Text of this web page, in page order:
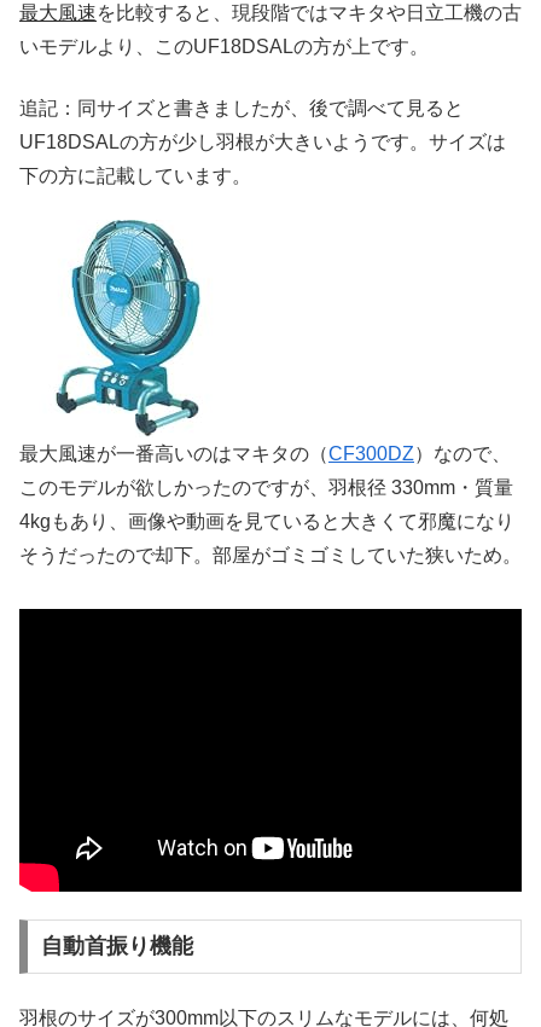
最大風速を比較すると、現段階ではマキタや日立工機の古
いモデルより、このUF18DSALの方が上です。
追記：同サイズと書きましたが、後で調べて見ると
UF18DSALの方が少し羽根が大きいようです。サイズは
下の方に記載しています。
最大風速が一番高いのはマキタの（CF300DZ）なので、
このモデルが欲しかったのですが、羽根径 330mm・質量
4kgもあり、画像や動画を見ていると大きくて邪魔になり
そうだったので却下。部屋がゴミゴミしていた狭いため。
自動首振り機能
羽根のサイズが300mm以下のスリムなモデルには、何処